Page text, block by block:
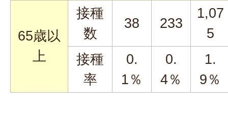
65歳以
上
接種
数
38 233
1,07
5
接種
率
0.
1％
0.
4％
1.
9％